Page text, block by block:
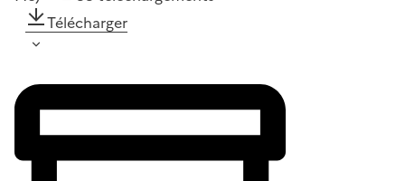
Télécharger